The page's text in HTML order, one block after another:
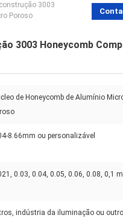
3003
Poroso
3003 Honeycomb
de Honeycomb de Alumínio
8.66mm ou personalizável
0.03, 0.04, 0.05, 0.06, 0.08, 0,1
indústria da iluminação ou